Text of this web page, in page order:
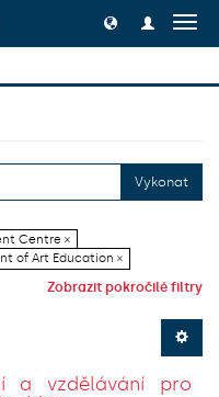
Vykonat
Centre ×
of Art Education ×
Zobrazit pokročilé filtry
a vzdělávání pro